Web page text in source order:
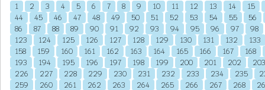
1 2 3 4 5 6 7 8 9 10 11 12 13 14
15
44
45 46 47 48 49 50 51 52 53 54 55
56
86
87 88 89 90 91 92 93 94 95 96 97
98
123
124 125 126 127 128 129 130 131 132
133
158
159 160 161 162 163 164 165 166 167
168
193
194 195 196 197 198 199 200 201 202
203
226
227 228 229 230 231 232 233 234 235
259
260 261 262 263 264 265 266 267 268